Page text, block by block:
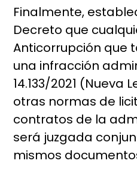
Finalmente,
Decreto que
Anticorrupción que
una infracción
14.133/2021 (Nueva
otras normas de
contratos de la
será juzgada
mismos